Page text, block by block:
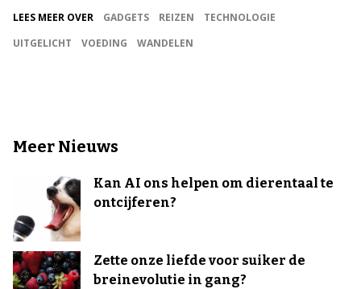
LEES MEER OVER GADGETS REIZEN
TECHNOLOGIE
UITGELICHT
VOEDING WANDELEN
Meer Nieuws
Kan AI ons helpen om dierentaal te
ontcijferen?
Zette onze liefde voor suiker de
breinevolutie in gang?